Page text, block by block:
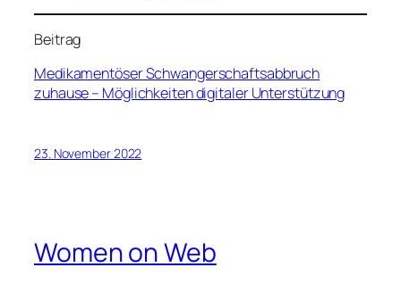
Beitrag
Medikamentöser Schwangerschaftsabbruch
zuhause – Möglichkeiten digitaler Unterstützung
23. November 2022
Women on Web